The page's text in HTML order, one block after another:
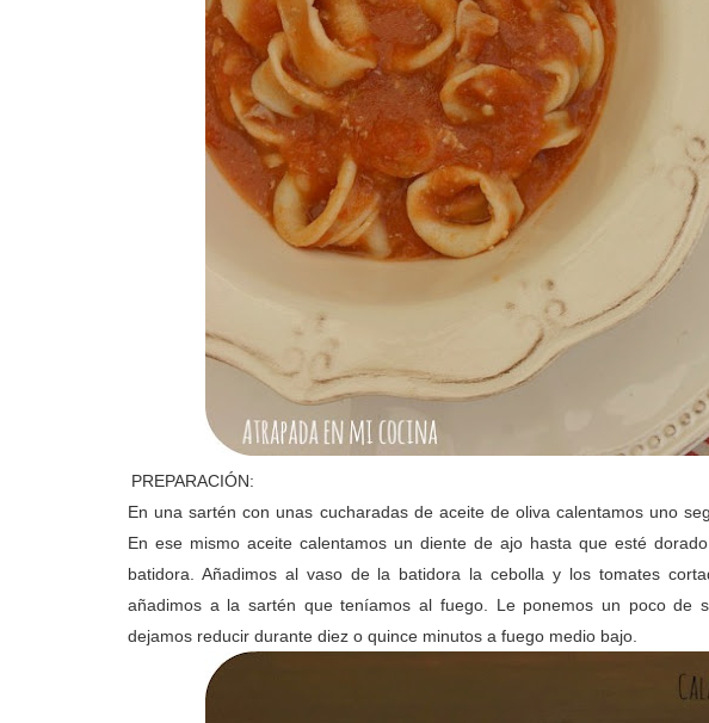
PREPARACIÓN:
En una sartén con unas cucharadas de aceite de oliva calentamos uno
En ese mismo aceite calentamos un diente de ajo hasta que esté
batidora. Añadimos al vaso de la batidora la cebolla y los tomates
añadimos a la sartén que teníamos al fuego. Le ponemos un poco de
dejamos reducir durante diez o quince minutos a fuego medio bajo.